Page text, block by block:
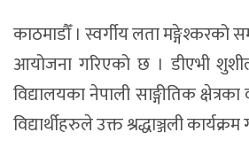
काठमाडौँ । स्वर्गीय लता मङ्गेश्करको
आयोजना गरिएको छ । डीएभी
विद्यालयका नेपाली साङ्गीतिक
विद्यार्थीहरुले उक्त श्रद्धाञ्जली